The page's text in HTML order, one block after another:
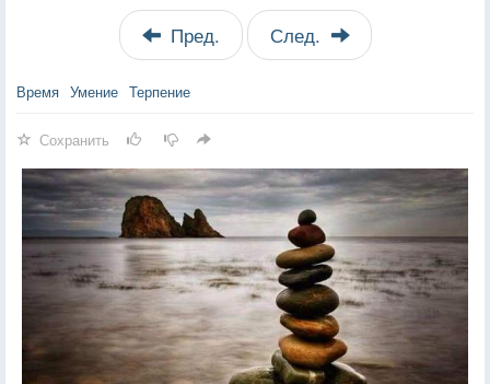
Пред. След.
Время Умение Терпение
Сохранить